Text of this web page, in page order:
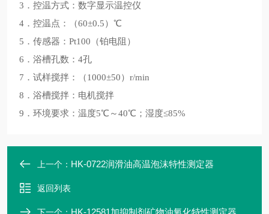
3．控温方式：数字显示温控仪
4．控温点：（60±0.5）℃
5．传感器：Pt100（铂电阻）
6．浴槽孔数：4孔
7．试样搅拌：（1000±50）r/min
8．浴槽搅拌：电机搅拌
9．环境要求：温度5℃～40℃；湿度≤85%
上一个： HK-0722润滑油高温泡沫特性测定器
返回列表
HK-12581加抑制剂矿物油氧化特性测定器